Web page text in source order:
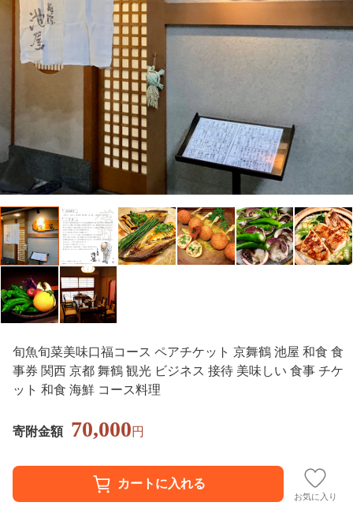
旬魚旬菜美味口福コース ペアチケット 京舞鶴 池屋 和食 食
事券 関西 京都 舞鶴 観光 ビジネス 接待 美味しい 食事 チケ
ット 和食 海鮮 コース料理
寄附金額 70,000円
お気に入り